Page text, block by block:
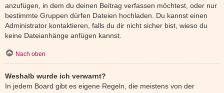
anzufügen, in dem du deinen Beitrag verfassen möchtest, oder nur
bestimmte Gruppen dürfen Dateien hochladen. Du kannst einen
Administrator kontaktieren, falls du dir nicht sicher bist, wieso du
keine Dateianhänge anfügen kannst.
Nach oben
Weshalb wurde ich verwarnt?
In jedem Board gibt es eigene Regeln, die meistens von der